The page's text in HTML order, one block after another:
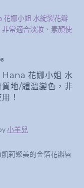
Hana 花娜小姐 水
地/體溫變色，非
！
小羊兒
莉聚美的金箔花瓣唇